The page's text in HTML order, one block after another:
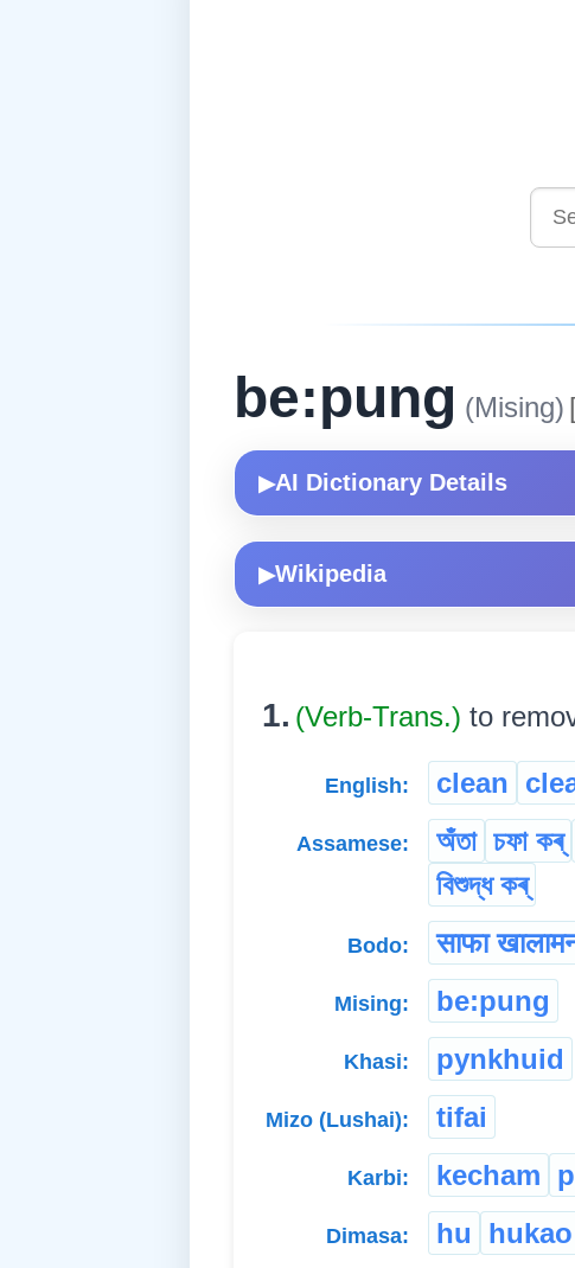
be:pung (Mising)
▶AI Dictionary Details
▶Wikipedia
1. (Verb-Trans.) to
English: clean
Assamese: অঁতা চফা কৰ্
বিশুদ্ধ কৰ্
Bodo: साफा
Mising: be:pung
Khasi: pynkhuid
Mizo (Lushai): tifai
Karbi: kecham
Dimasa: hu hukao